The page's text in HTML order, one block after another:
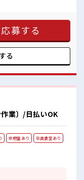
安だけど、 しっかり働
ルUP・ステップUP目
期間で働ける≫ 福利厚
のフレッシュな職場で
マホチェック♪ 残業は
応募する
る
業〕/日払いOK
休憩室あり 社員食堂あり